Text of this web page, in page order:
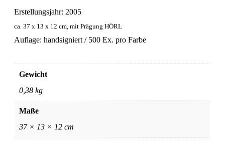
Erstellungsjahr: 2005
ca. 37 x 13 x 12 cm, mit Prägung HÖRL
Auflage: handsigniert / 500 Ex. pro Farbe
Gewicht
0,38 kg
Maße
37 × 13 × 12 cm